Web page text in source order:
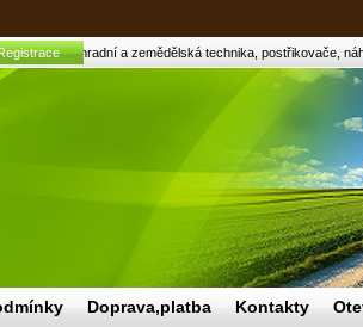
| Zahradní a zemědělská technika, postřikovače,
Doprava,platba Kontakty